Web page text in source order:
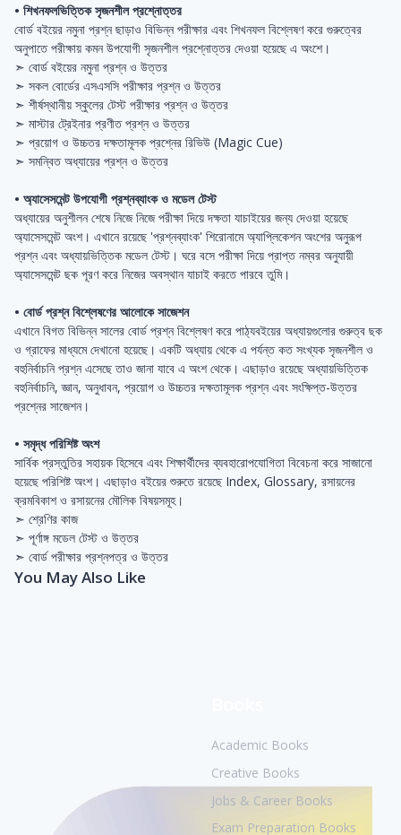
• শিখনফলভিত্তিক সৃজনশীল প্রশ্নোত্তর
বোর্ড বইয়ের নমুনা প্রশ্ন ছাড়াও বিভিন্ন পরীক্ষার এবং শিখনফল বিশ্লেষণ করে গুরুত্বের
অনুপাতে পরীক্ষায় কমন উপযোগী সৃজনশীল প্রশ্নোত্তর দেওয়া হয়েছে এ অংশে।
➣ বোর্ড বইয়ের নমুনা প্রশ্ন ও উত্তর
➣ সকল বোর্ডের এসএসসি পরীক্ষার প্রশ্ন ও উত্তর
➣ শীর্ষস্থানীয় স্কুলের টেস্ট পরীক্ষার প্রশ্ন ও উত্তর
➣ মাস্টার ট্রেইনার প্রণীত প্রশ্ন ও উত্তর
➣ প্রয়োগ ও উচ্চতর দক্ষতামূলক প্রশ্নের রিভিউ (Magic Cue)
➣ সমন্বিত অধ্যায়ের প্রশ্ন ও উত্তর
• অ্যাসেসমেন্ট উপযোগী প্রশ্নব্যাংক ও মডেল টেস্ট
অধ্যায়ের অনুশীলন শেষে নিজে নিজে পরীক্ষা দিয়ে দক্ষতা যাচাইয়ের জন্য দেওয়া হয়েছে
অ্যাসেসমেন্ট অংশ। এখানে রয়েছে 'প্রশ্নব্যাংক' শিরোনামে অ্যাপ্লিকেশন অংশের অনুরূপ
প্রশ্ন এবং অধ্যায়ভিত্তিক মডেল টেস্ট। ঘরে বসে পরীক্ষা দিয়ে প্রাপ্ত নম্বর অনুযায়ী
অ্যাসেসমেন্ট ছক পূরণ করে নিজের অবস্থান যাচাই করতে পারবে তুমি।
• বোর্ড প্রশ্ন বিশ্লেষণের আলোকে সাজেশন
এখানে বিগত বিভিন্ন সালের বোর্ড প্রশ্ন বিশ্লেষণ করে পাঠ্যবইয়ের অধ্যায়গুলোর গুরুত্ব ছক
ও গ্রাফের মাধ্যমে দেখানো হয়েছে। একটি অধ্যায় থেকে এ পর্যন্ত কত সংখ্যক সৃজনশীল ও
বহুনির্বাচনি প্রশ্ন এসেছে তাও জানা যাবে এ অংশ থেকে। এছাড়াও রয়েছে অধ্যায়ভিত্তিক
বহুনির্বাচনি, জ্ঞান, অনুধাবন, প্রয়োগ ও উচ্চতর দক্ষতামূলক প্রশ্ন এবং সংক্ষিপ্ত-উত্তর
প্রশ্নের সাজেশন।
• সমৃদ্ধ পরিশিষ্ট অংশ
সার্বিক প্রস্তুতির সহায়ক হিসেবে এবং শিক্ষার্থীদের ব্যবহারোপযোগিতা বিবেচনা করে সাজানো
হয়েছে পরিশিষ্ট অংশ। এছাড়াও বইয়ের শুরুতে রয়েছে Index, Glossary, রসায়নের
ক্রমবিকাশ ও রসায়নের মৌলিক বিষয়সমূহ।
➣ শ্রেণির কাজ
➣ পূর্ণাঙ্গ মডেল টেস্ট ও উত্তর
➣ বোর্ড পরীক্ষার প্রশ্নপত্র ও উত্তর
You May Also Like
Academic Books
Creative Books
Jobs & Career Books
Exam Preparation Books